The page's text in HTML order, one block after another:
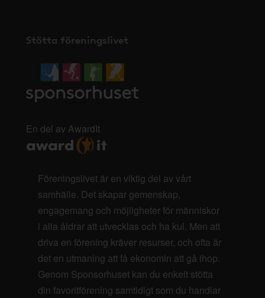
Stötta föreningslivet
En del av AwardIt
Föreningslivet är en viktig del av vårt
samhälle. Det skapar gemenskap,
engagemang och möjligheter för människor
i alla åldrar att utvecklas och ha kul. Men att
driva en förening kräver resurser, och ofta är
det en utmaning att få ekonomin att gå ihop.
Genom Sponsorhuset kan du enkelt stötta
din favoritförening samtidigt som du handlar